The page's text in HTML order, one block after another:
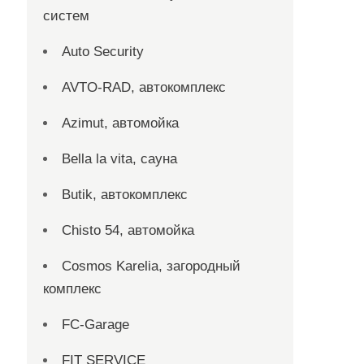
систем
Auto Security
AVTO-RAD, автокомплекс
Azimut, автомойка
Bella la vita, сауна
Butik, автокомплекс
Chisto 54, автомойка
Cosmos Karelia, загородный
комплекс
FC-Garage
FIT SERVICE